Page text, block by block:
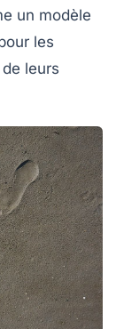
un modèle
les
leurs